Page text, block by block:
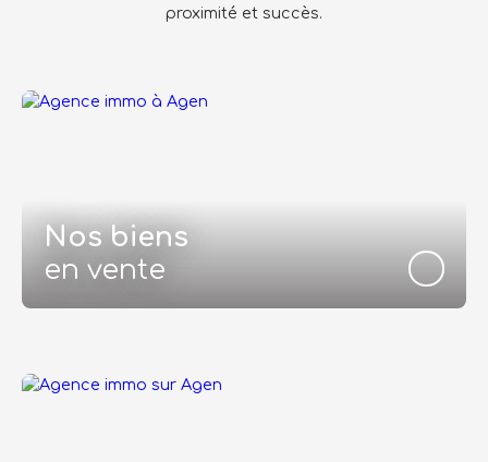
proximité et succès.
Nos biens
en vente